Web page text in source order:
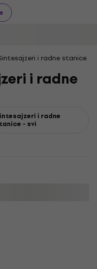
i radne stanice
i radne
i radne
- svi